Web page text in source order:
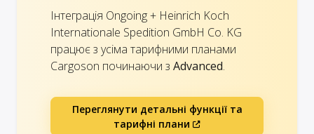
Інтеграція Ongoing + Heinrich Koch
Internationale Spedition GmbH Co. KG
працює з усіма тарифними планами
Cargoson починаючи з Advanced.
Переглянути детальні функції та
тарифні плани